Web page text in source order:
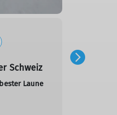
Schweiz
Laune